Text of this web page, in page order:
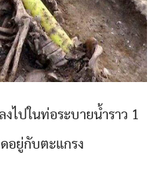
ไปในท่อระบายน้ำราว 1
อยู่กับตะแกรง